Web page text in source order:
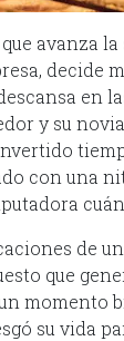
avanza
decide
en
y su
con una
de
que
momento
su vida